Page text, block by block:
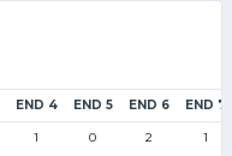
END 4 END 5 END 6 END 7
1 0 2 1